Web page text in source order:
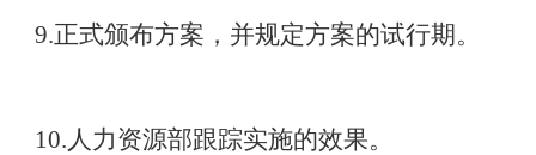
9.正式颁布方案，并规定方案的试行期。
10.人力资源部跟踪实施的效果。